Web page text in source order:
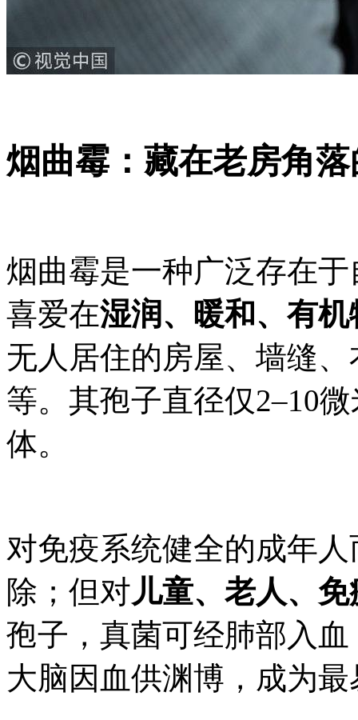
烟曲霉：藏在老房角
烟曲霉是一种广泛存在
喜爱在湿润、暖和、有机
无人居住的房屋、墙缝
等。其孢子直径仅2–10
体。
对免疫系统健全的成年
除；但对儿童、老人、
孢子，真菌可经肺部入
大脑因血供渊博，成为